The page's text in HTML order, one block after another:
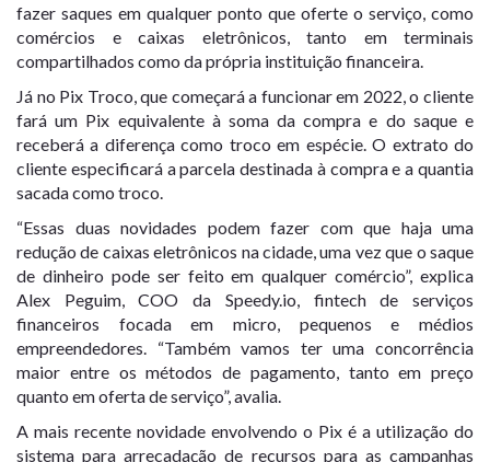
fazer saques em qualquer ponto que oferte o serviço, como
comércios e caixas eletrônicos, tanto em terminais
compartilhados como da própria instituição financeira.
Já no Pix Troco, que começará a funcionar em 2022, o cliente
fará um Pix equivalente à soma da compra e do saque e
receberá a diferença como troco em espécie. O extrato do
cliente especificará a parcela destinada à compra e a quantia
sacada como troco.
“Essas duas novidades podem fazer com que haja uma
redução de caixas eletrônicos na cidade, uma vez que o saque
de dinheiro pode ser feito em qualquer comércio”, explica
Alex Peguim, COO da Speedy.io, fintech de serviços
financeiros focada em micro, pequenos e médios
empreendedores. “Também vamos ter uma concorrência
maior entre os métodos de pagamento, tanto em preço
quanto em oferta de serviço”, avalia.
A mais recente novidade envolvendo o Pix é a utilização do
sistema para arrecadação de recursos para as campanhas